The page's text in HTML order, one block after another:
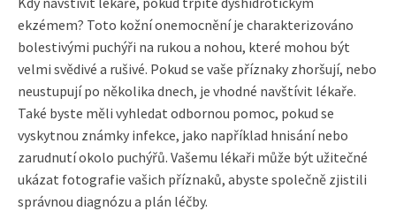
ekzémem? Toto kožní onemocnění je charakterizováno
bolestivými puchýři na rukou a nohou, které mohou být
velmi svědivé a rušivé. Pokud se vaše příznaky zhoršují, nebo
neustupují po několika dnech, je vhodné navštívit lékaře.
Také byste měli vyhledat odbornou pomoc, pokud se
vyskytnou známky infekce, jako například hnisání nebo
zarudnutí okolo puchýřů. Vašemu lékaři může být užitečné
ukázat fotografie vašich příznaků, abyste společně zjistili
správnou diagnózu a plán léčby.